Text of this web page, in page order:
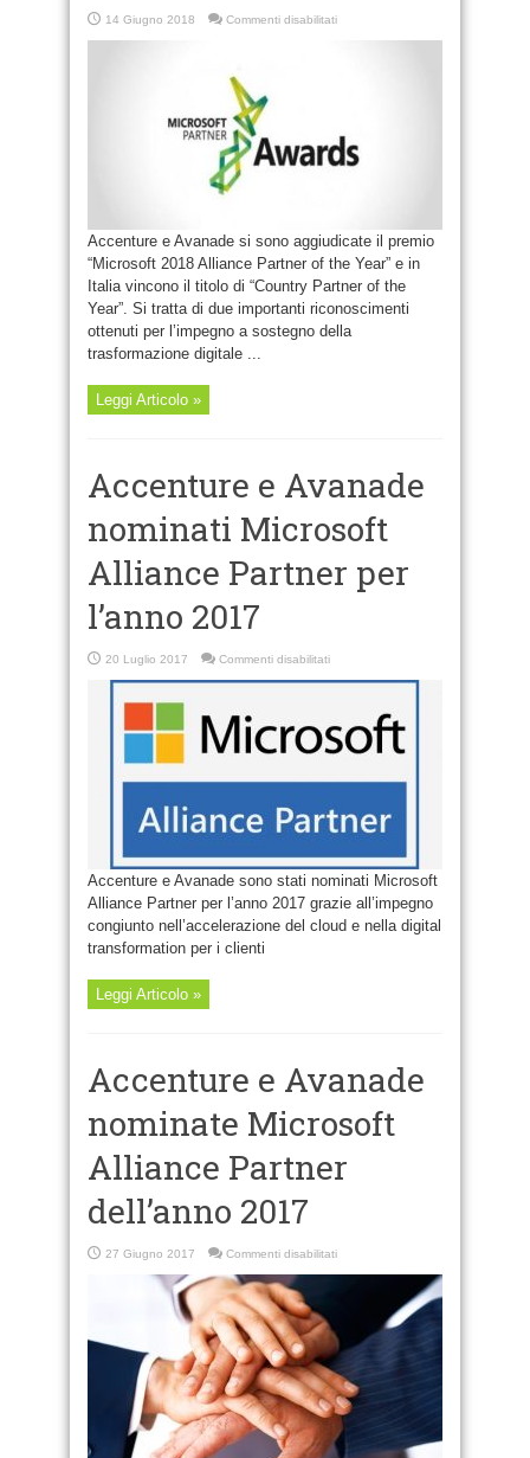
14 Giugno 2018 Commenti disabilitatisu
Alliance
Partner
of
Accenture e Avanade si sono aggiudicate il premio
“Microsoft 2018 Alliance Partner of the Year” e in
Italia vincono il titolo di “Country Partner of the
Year”. Si tratta di due importanti riconoscimenti
ottenuti per l’impegno a sostegno della
trasformazione digitale ...
Leggi Articolo »
Accenture e Avanade
nominati Microsoft
Alliance Partner per
l’anno 2017
20 Luglio 2017 Commenti disabilitatisu
e
Microsoft
Alliance
Partner
Accenture e Avanade sono stati nominati Microsoft
Alliance Partner per l’anno 2017 grazie all’impegno
congiunto nell’accelerazione del cloud e nella digital
transformation per i clienti
Leggi Articolo »
Accenture e Avanade
nominate Microsoft
Alliance Partner
dell’anno 2017
27 Giugno 2017 Commenti disabilitatisu
e
Alliance
Partner
dell’anno
2017